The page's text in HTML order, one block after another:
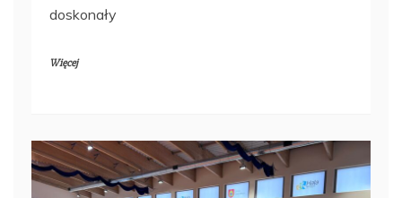
doskonały
Więcej